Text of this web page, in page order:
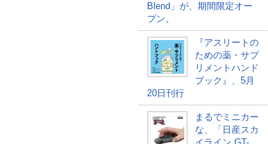
Blend」が、期間限定オー
プン。
『アスリートの
ための薬・サプ
リメントハンド
ブック』、5月
20日刊行
まるでミニカー
な、「日産スカ